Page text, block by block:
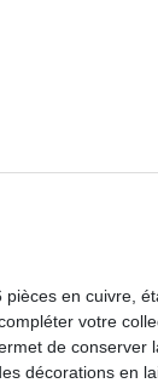
en cuivre,
votre
de conserver
décorations en